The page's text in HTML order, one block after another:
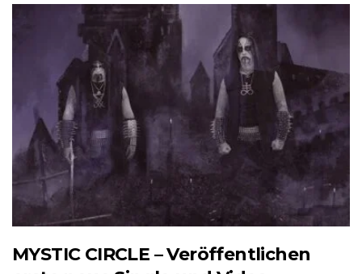
MYSTIC CIRCLE – Veröffentlichen